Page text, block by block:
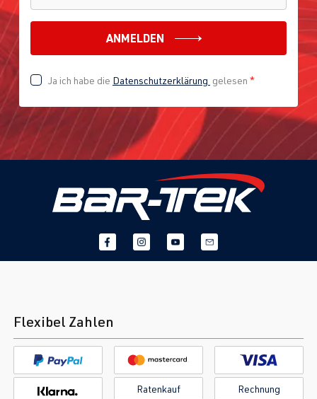
ANMELDEN
Ja ich habe die Datenschutzerklärung gelesen *
Flexibel Zahlen
Ratenkauf Rechnung